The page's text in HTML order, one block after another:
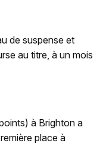
de suspense et
au titre, à un mois
à Brighton a
place à